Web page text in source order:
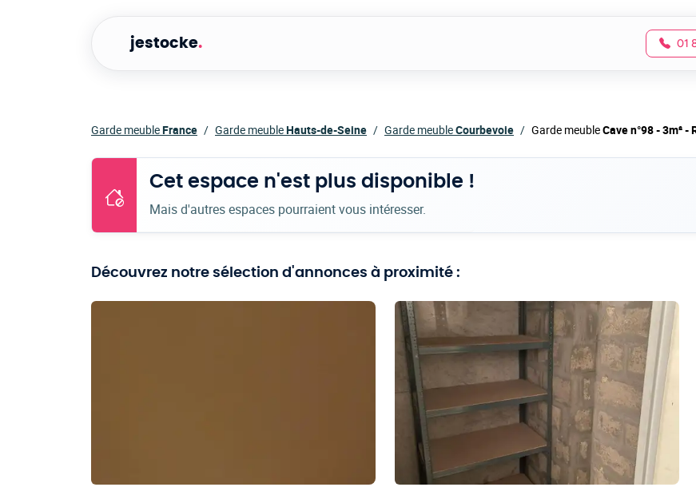
jestocke. 01
Garde meubleFrance Garde meubleHauts-de-Seine Garde meubleCourbevoie Garde meubleCave n°98 - 3m² -
Cet espace n'est plus disponible !
Mais d'autres espaces pourraient vous intéresser.
Découvrez notre sélection d'annonces à proximité :